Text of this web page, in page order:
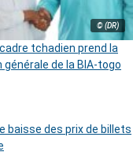
© (DR)
tchadien prend la
générale de la BIA-togo
baisse des prix de billets